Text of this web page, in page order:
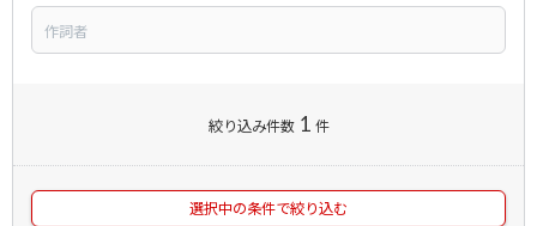
絞り込み件数 1 件
選択中の条件で絞り込む